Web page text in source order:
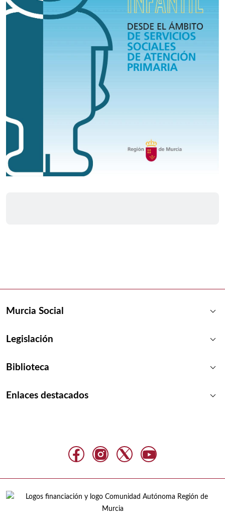
Murcia Social keyboard_arrow_down
Legislación keyboard_arrow_down
Biblioteca keyboard_arrow_down
Enlaces destacados keyboard_arrow_down